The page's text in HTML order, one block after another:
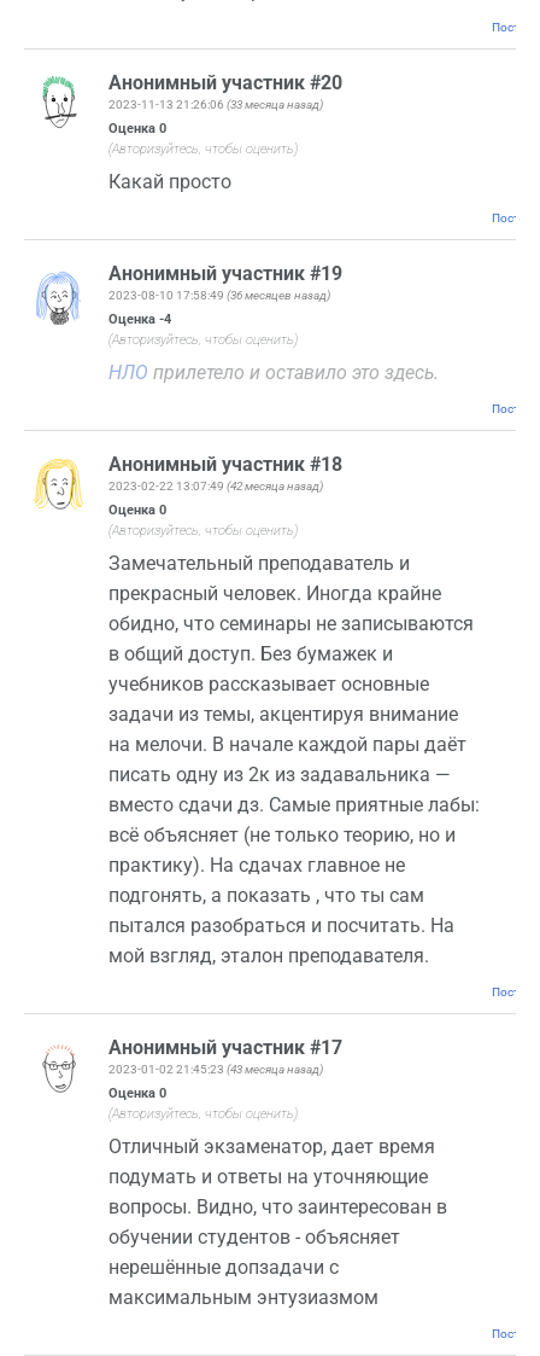
Анонимный участник #20
2023-11-13 21:26:06 (33 месяца назад)
Оценка 0
(Авторизуйтесь, чтобы оценить)
Какай просто
Анонимный участник #19
2023-08-10 17:58:49 (36 месяцев назад)
Оценка -4
(Авторизуйтесь, чтобы оценить)
НЛО прилетело и оставило это здесь.
Анонимный участник #18
2023-02-22 13:07:49 (42 месяца назад)
Оценка 0
(Авторизуйтесь, чтобы оценить)
Замечательный преподаватель и
прекрасный человек. Иногда крайне
обидно, что семинары не записываются
в общий доступ. Без бумажек и
учебников рассказывает основные
задачи из темы, акцентируя внимание
на мелочи. В начале каждой пары даёт
писать одну из 2к из задавальника —
вместо сдачи дз. Самые приятные лабы:
всё объясняет (не только теорию, но и
практику). На сдачах главное не
подгонять, а показать , что ты сам
пытался разобраться и посчитать. На
мой взгляд, эталон преподавателя.
Анонимный участник #17
2023-01-02 21:45:23 (43 месяца назад)
Оценка 0
(Авторизуйтесь, чтобы оценить)
Отличный экзаменатор, дает время
подумать и ответы на уточняющие
вопросы. Видно, что заинтересован в
обучении студентов - объясняет
нерешённые допзадачи с
максимальным энтузиазмом